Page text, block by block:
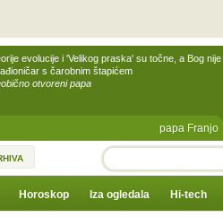
evolucije i 'Velikog praska' su točne, a Bog nije
s čarobnim štapićem
otvoreni papa
papa Franjo
TRAŽI
Horoskop Iza ogledala Hi-tech